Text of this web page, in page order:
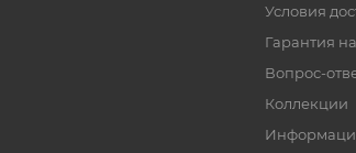
Условия
Гарантия
Вопрос-
Коллекции